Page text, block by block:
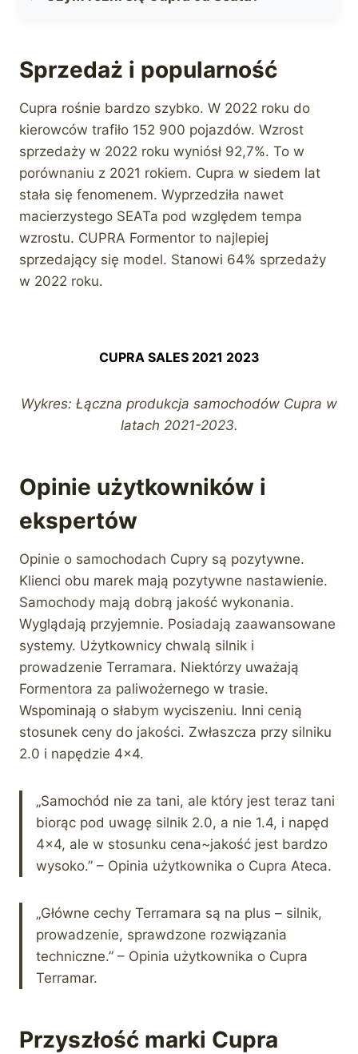
Sprzedaż i popularność
Cupra rośnie bardzo szybko. W 2022 roku do
kierowców trafiło 152 900 pojazdów. Wzrost
sprzedaży w 2022 roku wyniósł 92,7%. To w
porównaniu z 2021 rokiem. Cupra w siedem lat
stała się fenomenem. Wyprzedziła nawet
macierzystego SEATa pod względem tempa
wzrostu. CUPRA Formentor to najlepiej
sprzedający się model. Stanowi 64% sprzedaży
w 2022 roku.
CUPRA SALES 2021 2023
Wykres: Łączna produkcja samochodów Cupra w
latach 2021-2023.
Opinie użytkowników i
ekspertów
Opinie o samochodach Cupry są pozytywne.
Klienci obu marek mają pozytywne nastawienie.
Samochody mają dobrą jakość wykonania.
Wyglądają przyjemnie. Posiadają zaawansowane
systemy. Użytkownicy chwalą silnik i
prowadzenie Terramara. Niektórzy uważają
Formentora za paliwożernego w trasie.
Wspominają o słabym wyciszeniu. Inni cenią
stosunek ceny do jakości. Zwłaszcza przy silniku
2.0 i napędzie 4×4.
„Samochód nie za tani, ale który jest teraz tani
biorąc pod uwagę silnik 2.0, a nie 1.4, i napęd
4×4, ale w stosunku cena~jakość jest bardzo
wysoko.” – Opinia użytkownika o Cupra Ateca.
„Główne cechy Terramara są na plus – silnik,
prowadzenie, sprawdzone rozwiązania
techniczne.” – Opinia użytkownika o Cupra
Terramar.
Przyszłość marki Cupra